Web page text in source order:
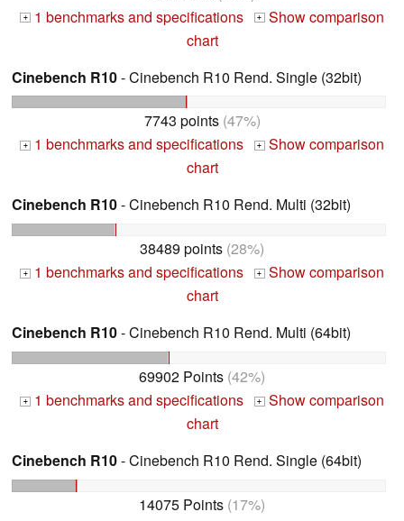
+ 1 benchmarks and specifications + Show comparison
chart
Cinebench R10- Cinebench R10 Rend. Single (32bit)
7743 points(47%)
+ 1 benchmarks and specifications + Show comparison
chart
Cinebench R10- Cinebench R10 Rend. Multi (32bit)
38489 points (28%)
+ 1 benchmarks and specifications + Show comparison
chart
Cinebench R10- Cinebench R10 Rend. Multi (64bit)
69902 Points (42%)
+ 1 benchmarks and specifications + Show comparison
chart
Cinebench R10- Cinebench R10 Rend. Single (64bit)
14075 Points (17%)